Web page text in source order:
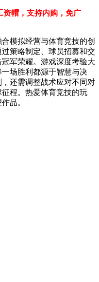
资帽，支持内购，免广
模拟经营与体育竞技的创
策略制定、球员招募和交
军荣耀。游戏深度考验大
场胜利都源于智慧与决
还需调整战术应对不同对
程。热爱体育竞技的玩
品。